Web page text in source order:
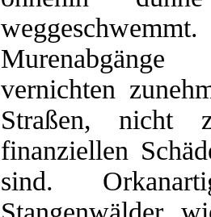
vernichten
Straßen, nicht
finanziellen
sind.